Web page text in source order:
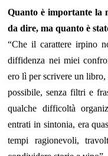
Quanto è importante la
da dire, ma quanto è
“Che il carattere irpino
diffidenza nei miei
ero lì per scrivere un
possibile, senza filtri e
qualche difficoltà
entrati in sintonia, era
tempi ragionevoli,